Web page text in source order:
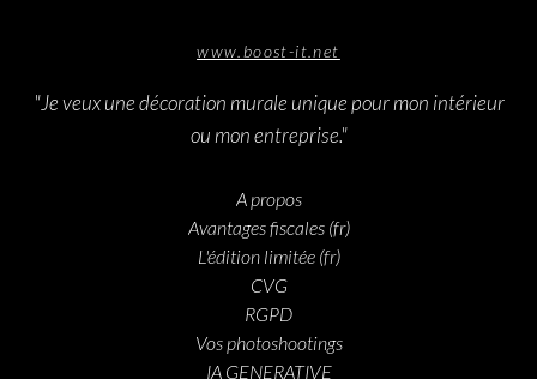
www.boost-it.net
"Je veux une décoration murale unique pour mon intérieur
ou mon entreprise."
A propos
Avantages fiscales (fr)
L'édition limitée (fr)
CVG
RGPD
Vos photoshootings
IA GENERATIVE